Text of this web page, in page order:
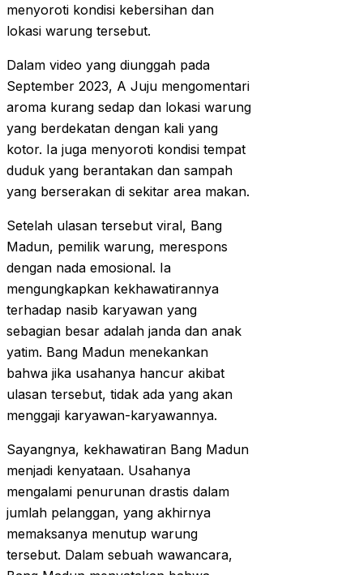
menyoroti kondisi kebersihan dan
lokasi warung tersebut.
Dalam video yang diunggah pada
September 2023, A Juju mengomentari
aroma kurang sedap dan lokasi warung
yang berdekatan dengan kali yang
kotor. Ia juga menyoroti kondisi tempat
duduk yang berantakan dan sampah
yang berserakan di sekitar area makan.
Setelah ulasan tersebut viral, Bang
Madun, pemilik warung, merespons
dengan nada emosional. Ia
mengungkapkan kekhawatirannya
terhadap nasib karyawan yang
sebagian besar adalah janda dan anak
yatim. Bang Madun menekankan
bahwa jika usahanya hancur akibat
ulasan tersebut, tidak ada yang akan
menggaji karyawan-karyawannya.
Sayangnya, kekhawatiran Bang Madun
menjadi kenyataan. Usahanya
mengalami penurunan drastis dalam
jumlah pelanggan, yang akhirnya
memaksanya menutup warung
tersebut. Dalam sebuah wawancara,